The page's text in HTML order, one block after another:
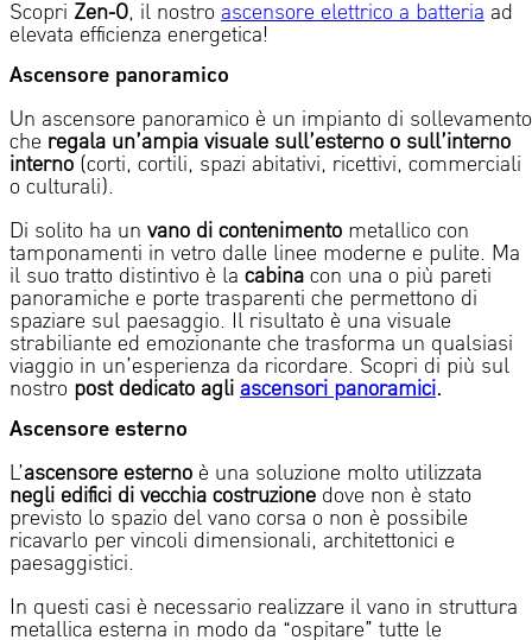
Scopri Zen-0, il nostro ascensore elettrico a batteria ad
elevata efficienza energetica!
Ascensore panoramico
Un ascensore panoramico è un impianto di sollevamento
che regala un’ampia visuale sull’esterno o sull’interno
interno (corti, cortili, spazi abitativi, ricettivi, commerciali
o culturali).
Di solito ha un vano di contenimento metallico con
tamponamenti in vetro dalle linee moderne e pulite. Ma
il suo tratto distintivo è la cabina con una o più pareti
panoramiche e porte trasparenti che permettono di
spaziare sul paesaggio. Il risultato è una visuale
strabiliante ed emozionante che trasforma un qualsiasi
viaggio in un’esperienza da ricordare. Scopri di più sul
nostro post dedicato agli ascensori panoramici.
Ascensore esterno
L’ascensore esterno è una soluzione molto utilizzata
negli edifici di vecchia costruzione dove non è stato
previsto lo spazio del vano corsa o non è possibile
ricavarlo per vincoli dimensionali, architettonici e
paesaggistici.
In questi casi è necessario realizzare il vano in struttura
metallica esterna in modo da “ospitare” tutte le